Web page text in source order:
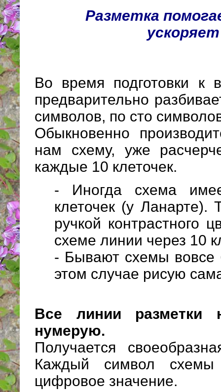
Разметка
Во время подготовки к
предварительно
символов, по сто
Обыкновенно
нам схему, уже
каждые 10 клеточек.
- Иногда схема
клеточек (у Ланарте).
ручкой контрастного
схеме линии через 10
- Бывают схемы
этом случае рисую
Все линии разметки
нумерую.
Получается
Каждый символ
цифровое значение.